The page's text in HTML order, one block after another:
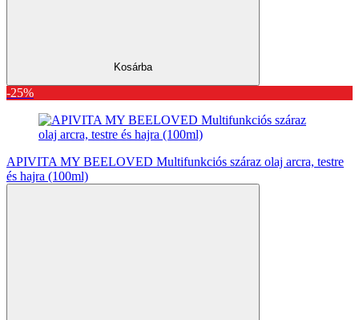
Kosárba
-25%
APIVITA MY BEELOVED Multifunkciós száraz olaj arcra, testre
és hajra (100ml)